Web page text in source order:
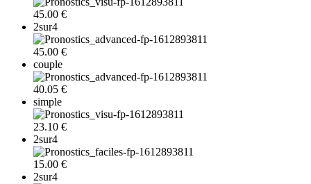
45.00 €
2sur4
45.00 €
couple
40.05 €
simple
23.10 €
2sur4
15.00 €
2sur4